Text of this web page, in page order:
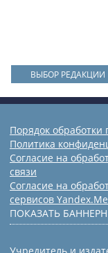
ВЫБОР РЕДАКЦИИ
Порядок
Политика
Согласие на
связи
Согласие на
сервисов
ПОКАЗАТЬ
Учредитель и